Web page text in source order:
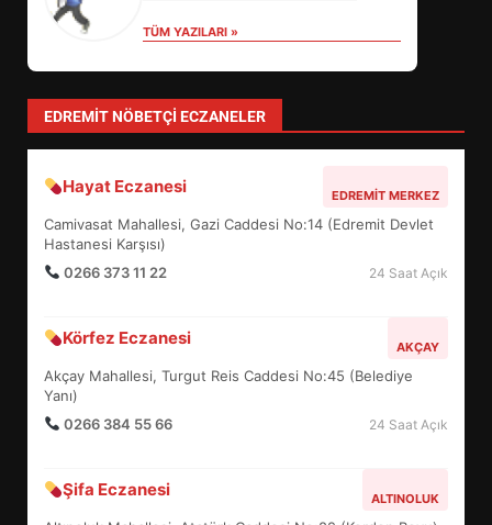
TÜM YAZILARI »
EDREMIT NÖBETÇI ECZANELER
Hayat Eczanesi EDREMIT MERKEZ
Camivasat Mahallesi, Gazi Caddesi No:14 (Edremit Devlet
Hastanesi Karşısı)
0266 373 11 22
24 Saat Açık
Körfez Eczanesi AKÇAY
Akçay Mahallesi, Turgut Reis Caddesi No:45 (Belediye
Yanı)
0266 384 55 66
24 Saat Açık
Şifa Eczanesi ALTINOLUK
4
5
BALIKESİR MÜZELERİNDE SÜRE
UZATILDI: NE DEĞİŞTİ?
6
TURNUVASI KAYITLARI NEYİ
DEĞİŞTİRİYOR?
YENİ YÖNETİM NASIL
ŞEKİLLENDİ?